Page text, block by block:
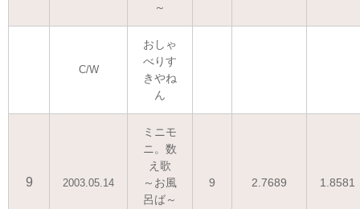
～
C/W
おしゃ
べりす
きやね
ん
9 2003.05.14
ミニモ
ニ。数
え歌
～お風
呂ば～
9 2.7689 1.8581